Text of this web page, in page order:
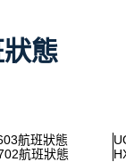
態
航班狀態
航班狀態